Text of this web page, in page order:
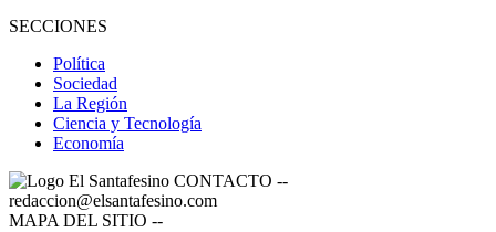
SECCIONES
Política
Sociedad
La Región
Ciencia y Tecnología
Economía
CONTACTO --
redaccion@elsantafesino.com
MAPA DEL SITIO --